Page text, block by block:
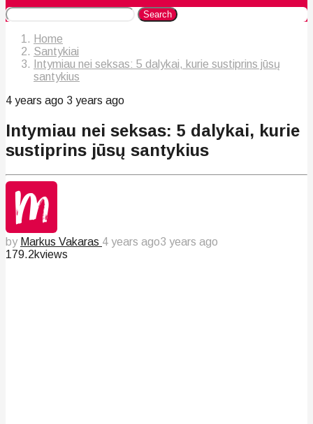
Search
Home
Santykiai
Intymiau nei seksas: 5 dalykai, kurie sustiprins jūsų
santykius
4 years ago 3 years ago
Intymiau nei seksas: 5 dalykai, kurie
sustiprins jūsų santykius
by Markus Vakaras 4 years ago3 years ago
179.2kviews